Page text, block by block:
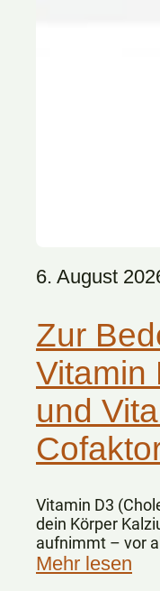
6. August
Zur
Vitamin
und
Vitamin D3
dein Körper
aufnimmt – vor
„weiß“ nicht,
Mehr lesen